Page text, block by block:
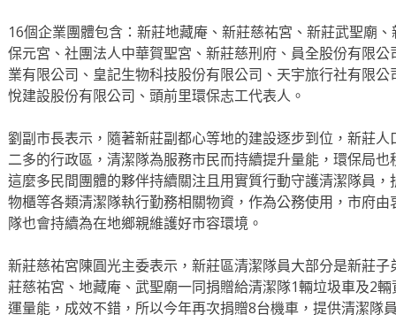
16個企業團體包含：新莊地藏庵、新莊慈祐宮、新莊武聖廟
保元宮、社團法人中華賀聖宮、新莊慈刑府、員全股份有限
業有限公司、皇記生物科技股份有限公司、天宇旅行社有限
悅建設股份有限公司、頭前里環保志工代表人。
劉副市長表示，隨著新莊副都心等地的建設逐步到位，新莊
二多的行政區，清潔隊為服務市民而持續提升量能，環保局
這麼多民間團體的夥伴持續關注且用實質行動守護清潔隊員
物櫃等各類清潔隊執行勤務相關物資，作為公務使用，市府
隊也會持續為在地鄉親維護好市容環境。
新莊慈祐宮陳圓光主委表示，新莊區清潔隊員大部分是新莊
莊慈祐宮、地藏庵、武聖廟一同捐贈給清潔隊1輛垃圾車及2
運量能，成效不錯，所以今年再次捐贈8台機車，提供清潔隊